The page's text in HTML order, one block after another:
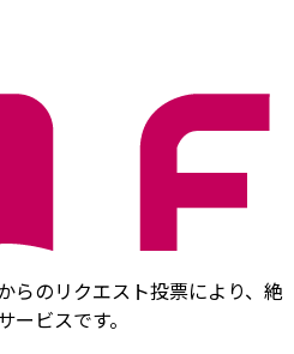
らのリクエスト投票により、絶
ビスです。